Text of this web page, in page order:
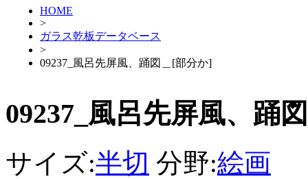
HOME
>
ガラス乾板データベース
>
09237_風呂先屏風、踊図＿[部分か]
09237_風呂先屏風、踊
サイズ:半切 分野:絵画